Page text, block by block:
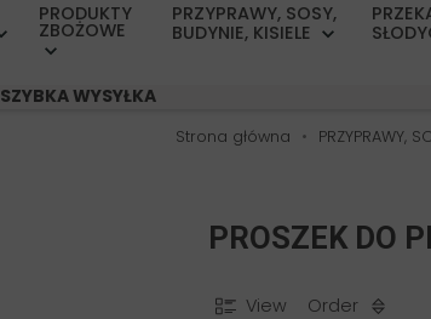
PRODUKTY
ZBOŻOWE
PRZYPRAWY, SOSY,
BUDYNIE, KISIELE
SZYBKA WYSYŁKA
Strona główna PRZYPRAWY,
PROSZEK DO
View Order